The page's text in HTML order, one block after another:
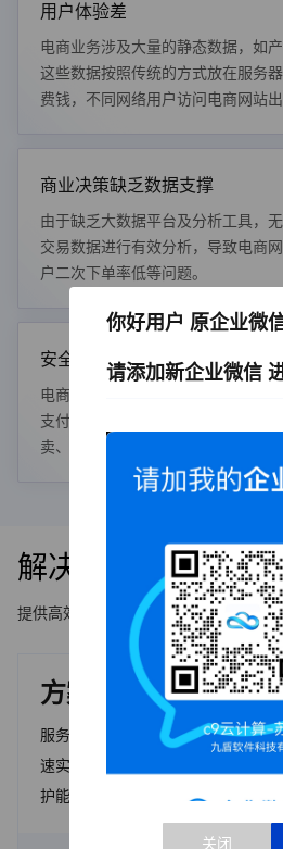
用户体验差
电商业务涉及大量的静态数据，如
这些数据按照传统的方式放在服务
费钱，不同网络用户访问电商网站
商业决策缺乏数据支撑
由于缺乏大数据平台及分析工具，
交易数据进行有效分析，导致电商
户二次下单率低等问题。
安全性难以保证
电商在站外引流、注册登录、浏览
支付、交付及评价等环节存在撞库
卖、网页篡改、DDoS攻击、账号
解决方案架构
提供高效解决方案，满足不同需求。
方案架构
服务电商云解决方案具备高弹性可
速实现平台搭建、节约成本、应对
护能力等目标，助力电商用户快速实
你好用户 原企业微
请添加新企业微信